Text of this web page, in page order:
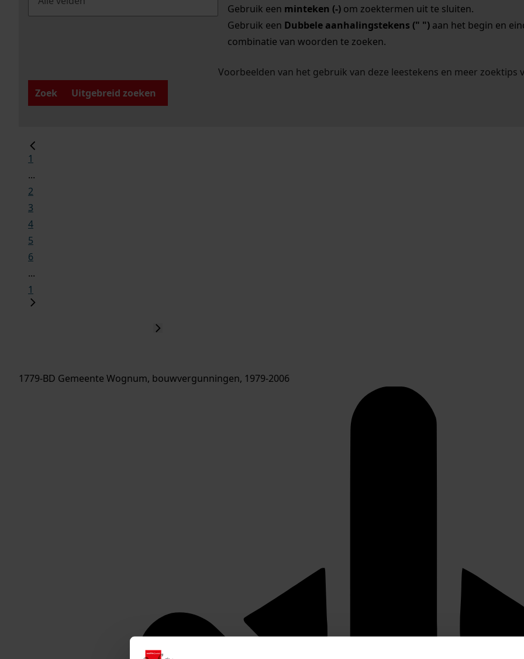
Gebruik een minteken (-)om zoektermen uit te sluiten.
Gebruik een Dubbele aanhalingstekens (" ")aan het begin en
combinatie van woorden te zoeken.
Voorbeelden van het gebruik van deze leestekens en meer zoektips
Zoek
Uitgebreid zoeken
1
...
2
3
4
5
6
...
1
1779-BD Gemeente Wognum, bouwvergunningen, 1979-2006